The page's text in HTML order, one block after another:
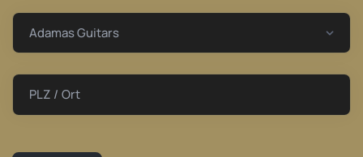
PLZ / Ort